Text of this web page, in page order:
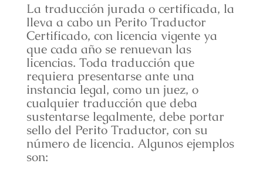
La traducción jurada o certificada, la
lleva a cabo un Perito Traductor
Certificado, con licencia vigente ya
que cada año se renuevan las
licencias. Toda traducción que
requiera presentarse ante una
instancia legal, como un juez, o
cualquier traducción que deba
sustentarse legalmente, debe portar
sello del Perito Traductor, con su
número de licencia. Algunos ejemplos
son: